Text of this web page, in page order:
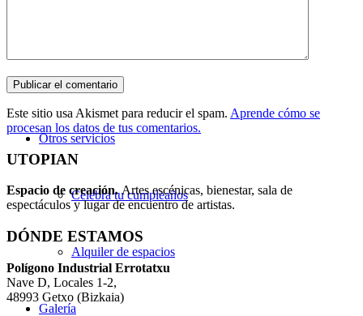
Música
Otros servicios
Celebra tu cumpleaños
Alquiler de espacios
Galería
Este sitio usa Akismet para reducir el spam. Aprende cómo se
procesan los datos de tus comentarios.
UTOPIAN
Espacio de creación.Artes escénicas, bienestar, sala de
espectáculos y lugar de encuentro de artistas.
DÓNDE ESTAMOS
Polígono Industrial Errotatxu
Nave D, Locales 1-2,
48993 Getxo (Bizkaia)